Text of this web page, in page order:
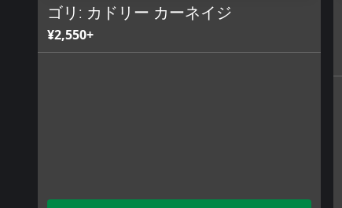
ゴリ: カドリー カーネイジ
¥2,550+